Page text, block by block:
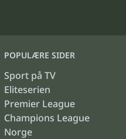
POPULÆRE SIDER
Sport på TV
Eliteserien
Premier League
Champions League
Norge